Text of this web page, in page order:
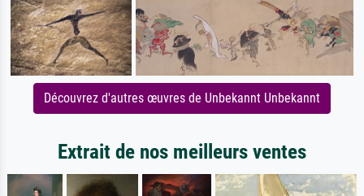
Découvrez d'autres œuvres de Unbekannt Unbekannt
Extrait de nos meilleurs ventes